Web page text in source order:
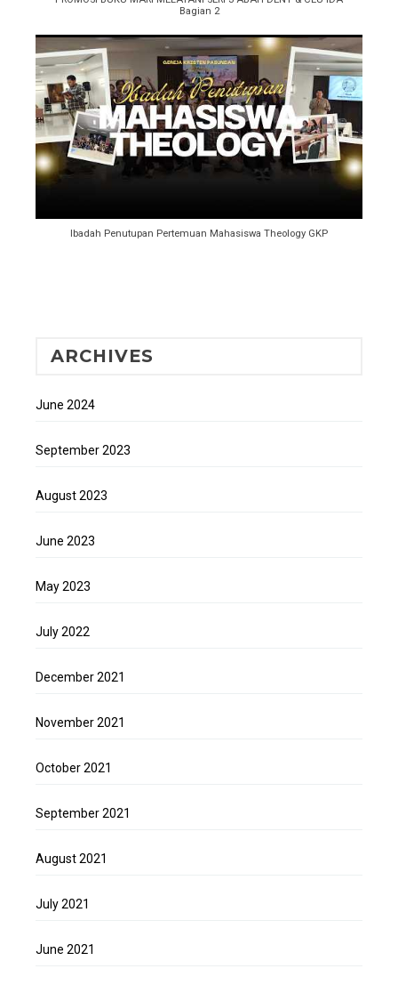
Bagian 2
Ibadah Penutupan Pertemuan Mahasiswa Theology GKP
ARCHIVES
June 2024
September 2023
August 2023
June 2023
May 2023
July 2022
December 2021
November 2021
October 2021
September 2021
August 2021
July 2021
June 2021